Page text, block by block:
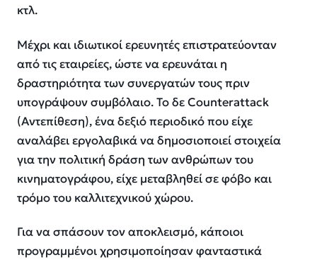
κτλ.
Μέχρι και ιδιωτικοί ερευνητές επιστρατεύονταν
από τις εταιρείες, ώστε να ερευνάται η
δραστηριότητα των συνεργατών τους πριν
υπογράψουν συμβόλαιο. Το δε Counterattack
(Αντεπίθεση), ένα δεξιό περιοδικό που είχε
αναλάβει εργολαβικά να δημοσιοποιεί στοιχεία
για την πολιτική δράση των ανθρώπων του
κινηματογράφου, είχε μεταβληθεί σε φόβο και
τρόμο του καλλιτεχνικού χώρου.
Για να σπάσουν τον αποκλεισμό, κάποιοι
προγραμμένοι χρησιμοποίησαν φανταστικά